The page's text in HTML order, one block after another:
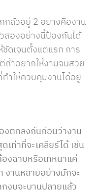
กลัวอยู่ 2 อย่างคืองาน
สองอย่างนี้ป้องกันได้
ชัดเจนตั้งแต่แรก การ
ถ้าอยากให้งานจบสวย
ำให้ควบคุมงานได้อยู่
งตกลงกันก่อนว่างาน
เท่าที่จะเคลียร์ได้ เช่น
งฉาบหรือเทหนาแค่
งานหลายอย่างมักจะ
งบจะบานปลายแล้ว